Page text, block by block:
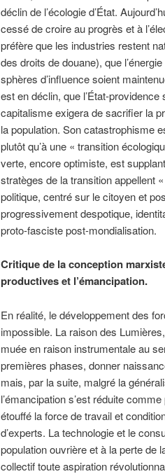
déclin de l’écologie d’État.
cessé de croire au progrès et à
préfère que les industries restent
des droits de douane), que
sphères d’influence soient
est en déclin, que l’État-
capitalisme exigera de sacrifier la
la population. Son catastrophisme
plutôt qu’à une « transition
verte, encore optimiste, est
stratèges de la transition appellent
politique, centré sur le citoyen et
progressivement despotique,
proto-fasciste post-mondialisation.
Critique de la conception
productives et l’émancipation.
En réalité, le développement des
impossible. La raison des
muée en raison instrumentale au
premières phases, donner
mais, par la suite, malgré la
l’émancipation s’est réduite
étouffé la force de travail et
d’experts. La technologie et le
population ouvrière et à la perte de
collectif toute aspiration